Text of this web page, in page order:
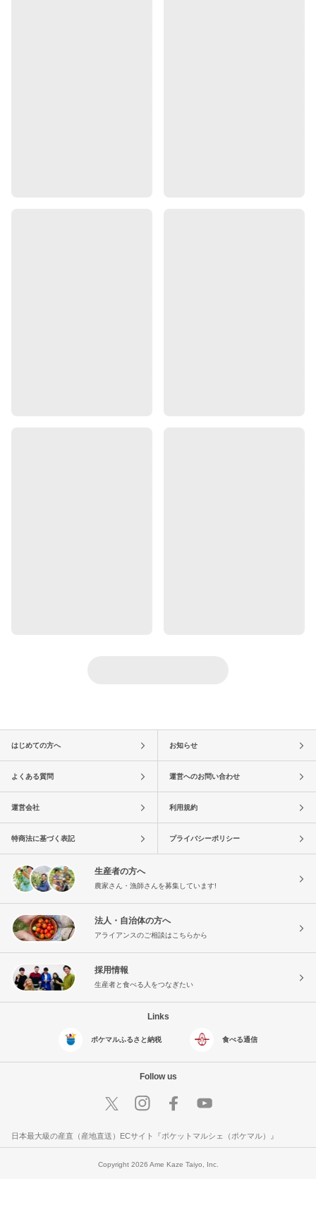
はじめての方へ お知らせ
よくある質問 運営へのお問い合わせ
運営会社 利用規約
特商法に基づく表記 プライバシーポリシー
生産者の方へ
農家さん・漁師さんを募集しています!
法人・自治体の方へ
アライアンスのご相談はこちらから
採用情報
生産者と食べる人をつなぎたい
Links
ポケマルふるさと納税 食べる通信
Follow us
日本最大級の産直（産地直送）ECサイト『ポケットマルシェ（ポケマル）』
Copyright 2026 Ame Kaze Taiyo, Inc.